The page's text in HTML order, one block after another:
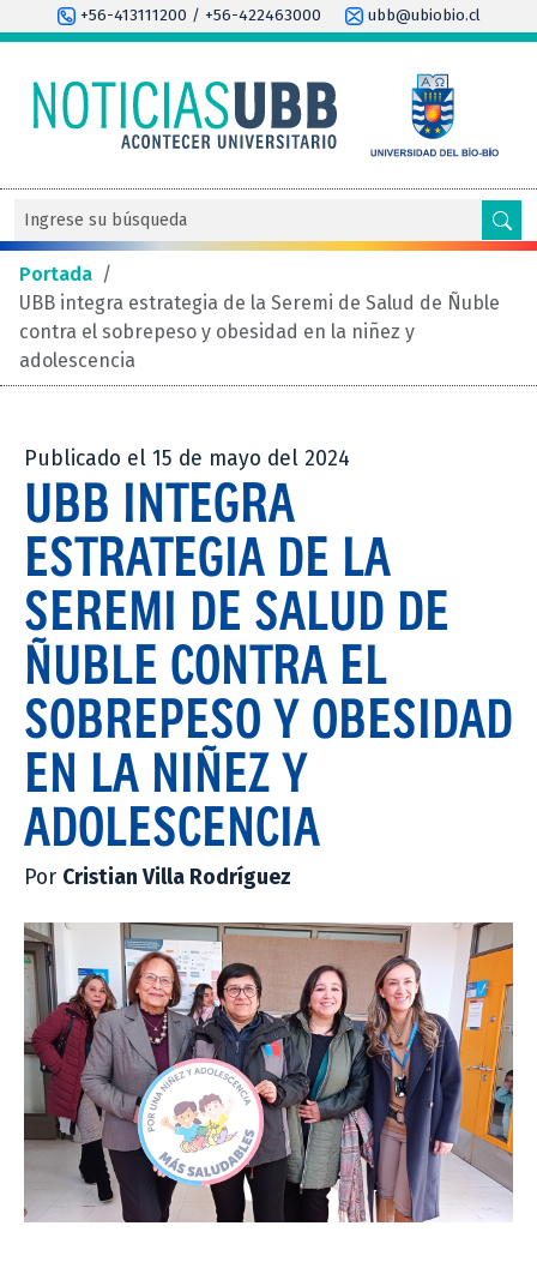
+56-413111200 / +56-422463000 ubb@ubiobio.cl
Portada /
UBB integra estrategia de la Seremi de Salud de Ñuble
contra el sobrepeso y obesidad en la niñez y
adolescencia
Publicado el 15 de mayo del 2024
UBB INTEGRA
ESTRATEGIA DE LA
SEREMI DE SALUD DE
ÑUBLE CONTRA EL
SOBREPESO Y OBESIDAD
EN LA NIÑEZ Y
ADOLESCENCIA
Por Cristian Villa Rodríguez